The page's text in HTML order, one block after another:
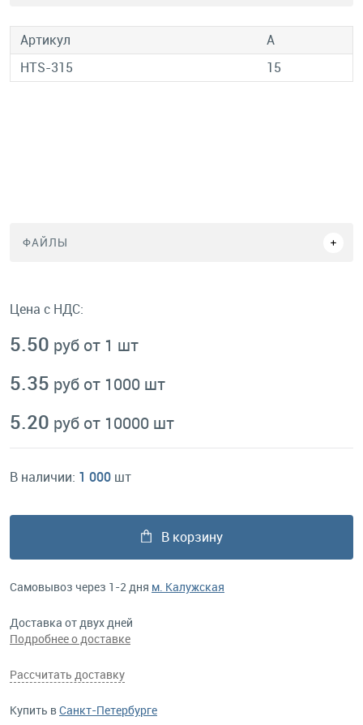
Артикул
A
HTS-315
15
ФАЙЛЫ
Цена с НДС:
5.50 руб от 1 шт
5.35 руб от 1000 шт
5.20 руб от 10000 шт
В наличии: 1 000 шт
В корзину
Самовывоз через 1-2 дня м. Калужская
Доставка от двух дней
Подробнее о доставке
Рассчитать доставку
Купить вСанкт-Петербурге